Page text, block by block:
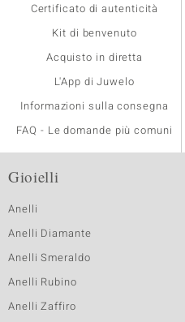
Certificato di autenticità
Kit di benvenuto
Acquisto in diretta
L'App di Juwelo
Informazioni sulla consegna
FAQ - Le domande più comuni
Gioielli
Anelli
Anelli Diamante
Anelli Smeraldo
Anelli Rubino
Anelli Zaffiro